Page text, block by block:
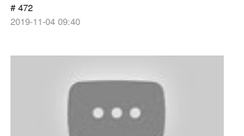
# 472
2019-11-04 09:40